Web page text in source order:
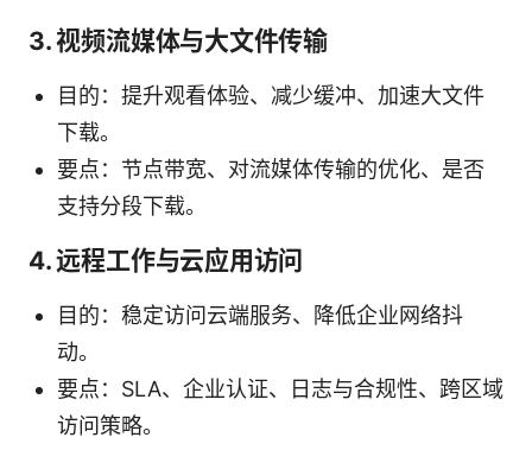
3. 视频流媒体与大文件传输
目的：提升观看体验、减少缓冲、加速大文件
下载。
要点：节点带宽、对流媒体传输的优化、是否
支持分段下载。
4. 远程工作与云应用访问
目的：稳定访问云端服务、降低企业网络抖
动。
要点：SLA、企业认证、日志与合规性、跨区域
访问策略。